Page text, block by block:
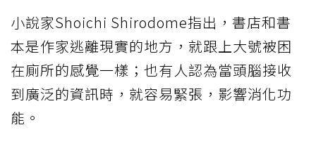
小說家Shoichi Shirodome指出，書店和書
本是作家逃離現實的地方，就跟上大號被困
在廁所的感覺一樣；也有人認為當頭腦接收
到廣泛的資訊時，就容易緊張，影響消化功
能。